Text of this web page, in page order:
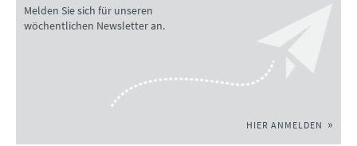
Melden Sie sich für unseren
wöchentlichen Newsletter an.
HIER ANMELDEN